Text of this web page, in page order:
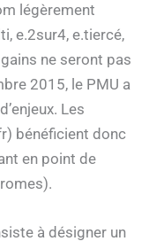
légèrement
e.2sur4, e.tiercé,
ne seront pas
2015, le PMU a
Les
bénéficient donc
en point de
à désigner un